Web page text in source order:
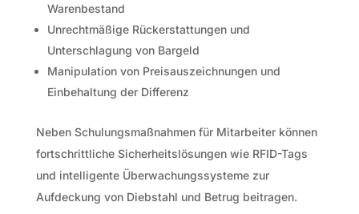
Warenbestand
Unrechtmäßige Rückerstattungen und
Unterschlagung von Bargeld
Manipulation von Preisauszeichnungen und
Einbehaltung der Differenz
Neben Schulungsmaßnahmen für Mitarbeiter können
fortschrittliche Sicherheitslösungen wie RFID-Tags
und intelligente Überwachungssysteme zur
Aufdeckung von Diebstahl und Betrug beitragen.